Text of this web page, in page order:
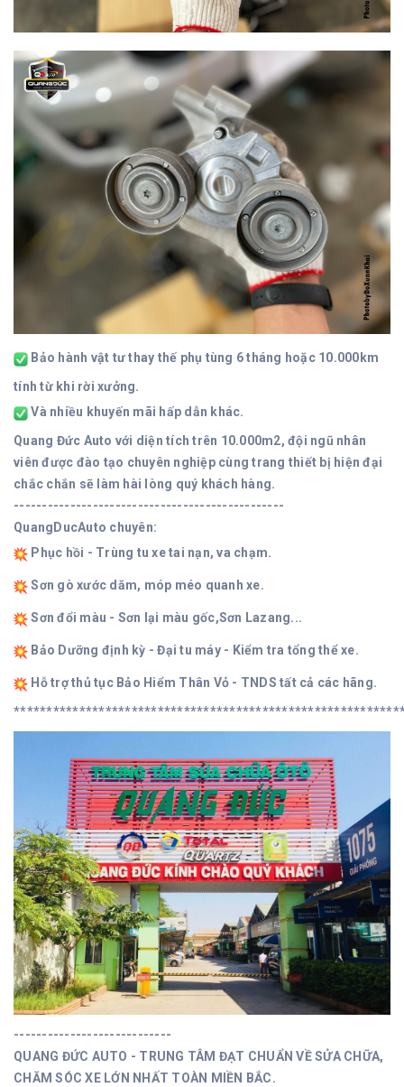
Bảo hành vật tư thay thế phụ tùng 6 tháng hoặc 10.000km
tính từ khi rời xưởng.
Và nhiều khuyến mãi hấp dẫn khác.
Quang Đức Auto với diện tích trên 10.000m2, đội ngũ nhân
viên được đào tạo chuyên nghiệp cùng trang thiết bị hiện đại
chắc chắn sẽ làm hài lòng quý khách hàng.
------------------------------------------------
QuangDucAuto chuyên:
Phục hồi - Trùng tu xe tai nạn, va chạm.
Sơn gò xước dăm, móp méo quanh xe.
Sơn đổi màu - Sơn lại màu gốc,Sơn Lazang...
Bảo Dưỡng định kỳ - Đại tu máy - Kiểm tra tổng thể xe.
Hỗ trợ thủ tục Bảo Hiểm Thân Vỏ - TNDS tất cả các hãng.
----------------------------
QUANG ĐỨC AUTO - TRUNG TÂM ĐẠT CHUẨN VỀ SỬA CHỮA,
CHĂM SÓC XE LỚN NHẤT TOÀN MIỀN BẮC.